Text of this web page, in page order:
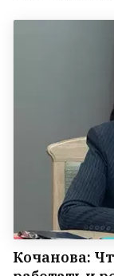
Кочанова: